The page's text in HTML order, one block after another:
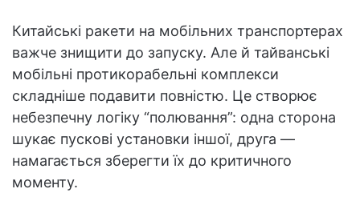
Китайські ракети на мобільних транспортерах
важче знищити до запуску. Але й тайванські
мобільні протикорабельні комплекси
складніше подавити повністю. Це створює
небезпечну логіку “полювання”: одна сторона
шукає пускові установки іншої, друга —
намагається зберегти їх до критичного
моменту.